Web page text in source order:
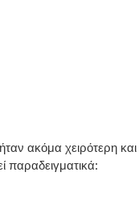
ακόμα χειρότερη και
παραδειγματικά: